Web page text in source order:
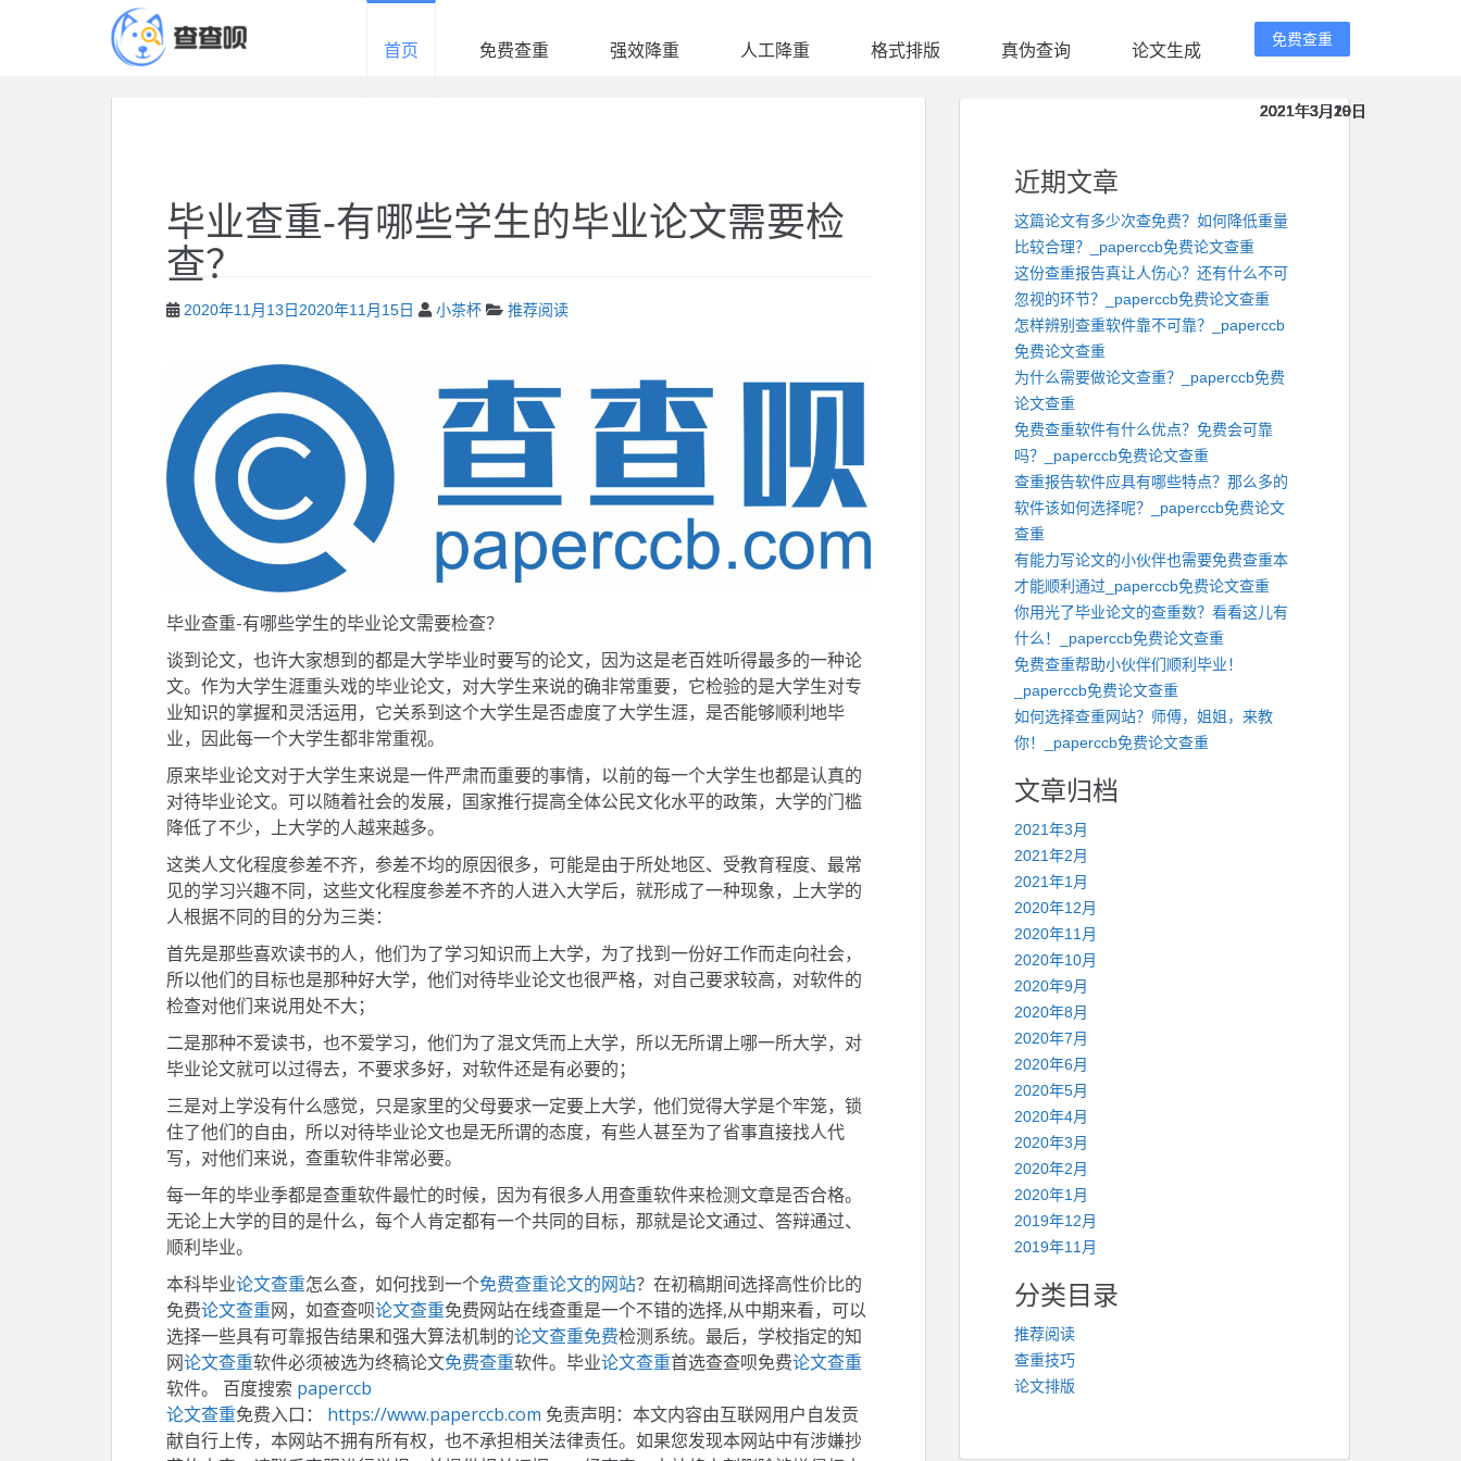
首页 免费查重 强效降重 人工降重 格式排版 真伪查询 论文生成
免费查重
毕业查重-有哪些学生的毕业论文需要检
查？
2020年11月13日 2020年11月15日 小茶杯 推荐阅读
毕业查重-有哪些学生的毕业论文需要检查？
谈到论文，也许大家想到的都是大学毕业时要写的论文，因为这是老百姓听得最多的一种论
文。作为大学生涯重头戏的毕业论文，对大学生来说的确非常重要，它检验的是大学生对专
业知识的掌握和灵活运用，它关系到这个大学生是否虚度了大学生涯，是否能够顺利地毕
业，因此每一个大学生都非常重视。
原来毕业论文对于大学生来说是一件严肃而重要的事情，以前的每一个大学生也都是认真的
对待毕业论文。可以随着社会的发展，国家推行提高全体公民文化水平的政策，大学的门槛
降低了不少，上大学的人越来越多。
这类人文化程度参差不齐，参差不均的原因很多，可能是由于所处地区、受教育程度、最常
见的学习兴趣不同，这些文化程度参差不齐的人进入大学后，就形成了一种现象，上大学的
人根据不同的目的分为三类：
首先是那些喜欢读书的人，他们为了学习知识而上大学，为了找到一份好工作而走向社会，
所以他们的目标也是那种好大学，他们对待毕业论文也很严格，对自己要求较高，对软件的
检查对他们来说用处不大；
二是那种不爱读书，也不爱学习，他们为了混文凭而上大学，所以无所谓上哪一所大学，对
毕业论文就可以过得去，不要求多好，对软件还是有必要的；
三是对上学没有什么感觉，只是家里的父母要求一定要上大学，他们觉得大学是个牢笼，锁
住了他们的自由，所以对待毕业论文也是无所谓的态度，有些人甚至为了省事直接找人代
写，对他们来说，查重软件非常必要。
每一年的毕业季都是查重软件最忙的时候，因为有很多人用查重软件来检测文章是否合格。
无论上大学的目的是什么，每个人肯定都有一个共同的目标，那就是论文通过、答辩通过、
顺利毕业。
本科毕业论文查重怎么查，如何找到一个免费查重论文的网站？在初稿期间选择高性价比的
免费论文查重网，如查查呗论文查重免费网站在线查重是一个不错的选择,从中期来看，可以
选择一些具有可靠报告结果和强大算法机制的论文查重免费检测系统。最后，学校指定的知
网论文查重软件必须被选为终稿论文免费查重软件。毕业论文查重首选查查呗免费论文查重
软件。 百度搜索 paperccb
论文查重免费入口： https://www.paperccb.com 免责声明：本文内容由互联网用户自发贡
献自行上传，本网站不拥有所有权，也不承担相关法律责任。如果您发现本网站中有涉嫌抄
近期文章
这篇论文有多少次查免费？如何降低重量
比较合理？_paperccb免费论文查重
2021年3月20日
这份查重报告真让人伤心？还有什么不可
忽视的环节？_paperccb免费论文查重
2021年3月20日
怎样辨别查重软件靠不可靠？_paperccb
免费论文查重
2021年3月20日
为什么需要做论文查重？_paperccb免费
论文查重
2021年3月20日
免费查重软件有什么优点？免费会可靠
吗？_paperccb免费论文查重
2021年3月20日
查重报告软件应具有哪些特点？那么多的
软件该如何选择呢？_paperccb免费论文
查重
2021年3月19日
有能力写论文的小伙伴也需要免费查重本
才能顺利通过_paperccb免费论文查重
2021年3月19日
你用光了毕业论文的查重数？看看这儿有
什么！_paperccb免费论文查重
2021年3月19日
免费查重帮助小伙伴们顺利毕业！
_paperccb免费论文查重
2021年3月19日
如何选择查重网站？师傅，姐姐，来教
你！_paperccb免费论文查重
2021年3月19日
文章归档
2021年3月
2021年2月
2021年1月
2020年12月
2020年11月
2020年10月
2020年9月
2020年8月
2020年7月
2020年6月
2020年5月
2020年4月
2020年3月
2020年2月
2020年1月
2019年12月
2019年11月
分类目录
推荐阅读
查重技巧
论文排版